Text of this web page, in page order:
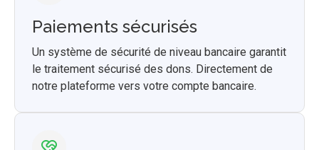
Paiements sécurisés
Un système de sécurité de niveau bancaire garantit
le traitement sécurisé des dons. Directement de
notre plateforme vers votre compte bancaire.